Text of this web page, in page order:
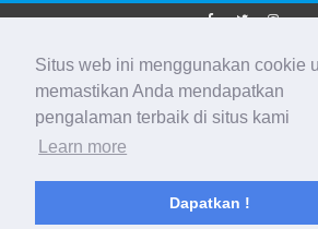
Situs web ini menggunakan cookie
memastikan Anda mendapatkan
pengalaman terbaik di situs kami
Learn more
Dapatkan !
BIDIK
Membidik Ke Segala